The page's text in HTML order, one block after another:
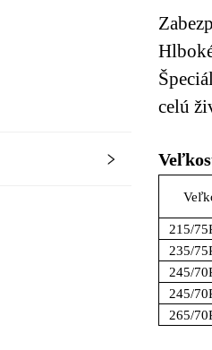
celú
215/
235/
245/
245/
265/